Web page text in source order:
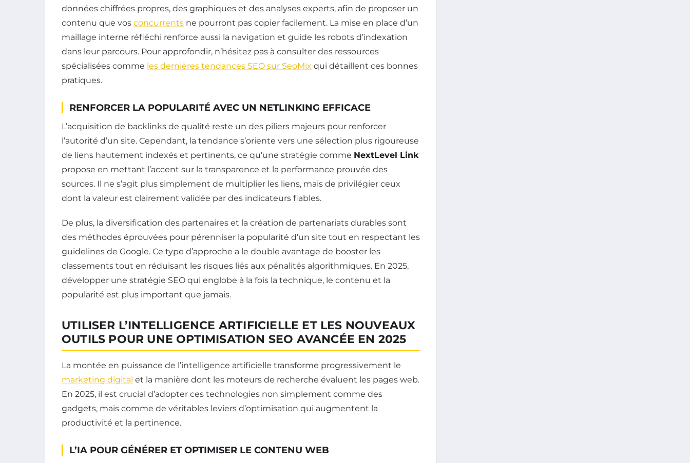
données chiffrées propres, des graphiques et des analyses experts, afin de proposer un
contenu que vos concurrents ne pourront pas copier facilement. La mise en place d’un
maillage interne réfléchi renforce aussi la navigation et guide les robots d’indexation
dans leur parcours. Pour approfondir, n’hésitez pas à consulter des ressources
spécialisées comme les dernières tendances SEO sur SeoMix qui détaillent ces bonnes
pratiques.
RENFORCER LA POPULARITÉ AVEC UN NETLINKING EFFICACE
L’acquisition de backlinks de qualité reste un des piliers majeurs pour renforcer
l’autorité d’un site. Cependant, la tendance s’oriente vers une sélection plus rigoureuse
de liens hautement indexés et pertinents, ce qu’une stratégie comme NextLevel Link
propose en mettant l’accent sur la transparence et la performance prouvée des
sources. Il ne s’agit plus simplement de multiplier les liens, mais de privilégier ceux
dont la valeur est clairement validée par des indicateurs fiables.
De plus, la diversification des partenaires et la création de partenariats durables sont
des méthodes éprouvées pour pérenniser la popularité d’un site tout en respectant les
guidelines de Google. Ce type d’approche a le double avantage de booster les
classements tout en réduisant les risques liés aux pénalités algorithmiques. En 2025,
développer une stratégie SEO qui englobe à la fois la technique, le contenu et la
popularité est plus important que jamais.
UTILISER L’INTELLIGENCE ARTIFICIELLE ET LES NOUVEAUX
OUTILS POUR UNE OPTIMISATION SEO AVANCÉE EN 2025
La montée en puissance de l’intelligence artificielle transforme progressivement le
marketing digital et la manière dont les moteurs de recherche évaluent les pages web.
En 2025, il est crucial d’adopter ces technologies non simplement comme des
gadgets, mais comme de véritables leviers d’optimisation qui augmentent la
productivité et la pertinence.
L’IA POUR GÉNÉRER ET OPTIMISER LE CONTENU WEB